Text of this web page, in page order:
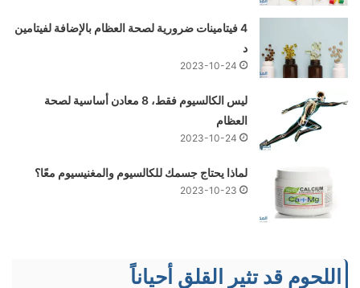
4 فيتامينات ضرورية لصحة العظام بالإضافة لفيتامين
د
2023-10-24
ليس الكالسيوم فقط، 8 معادن أساسية لصحة
العظام
2023-10-24
لماذا يحتاج جسمك للكالسيوم والمغنيسيوم معًا؟
2023-10-23
اللحوم قد تثير القلق أحياناً